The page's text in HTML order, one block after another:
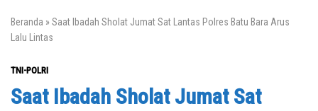
Beranda » Saat Ibadah Sholat Jumat Sat Lantas Polres Batu Bara Arus
Lalu Lintas
TNI-POLRI
Saat Ibadah Sholat Jumat Sat